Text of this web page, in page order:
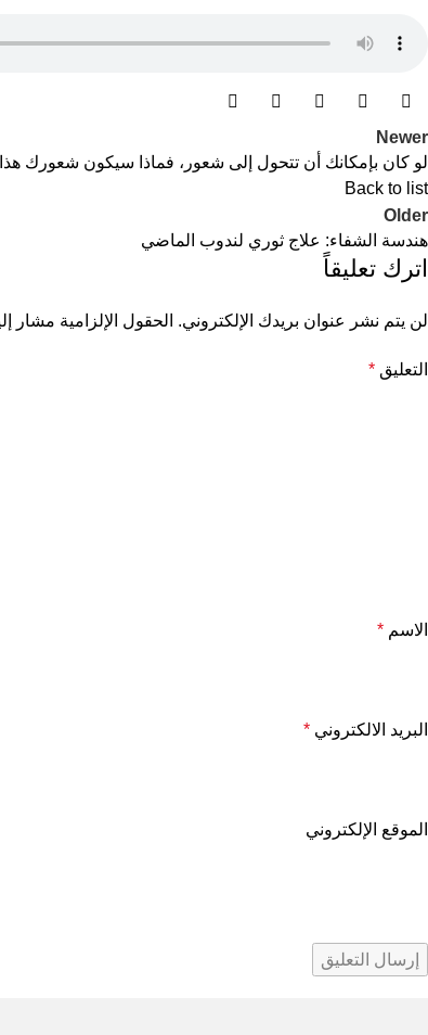
Newer
لو كان بإمكانك أن تتحول إلى شعور، فماذا سيكون شعورك
Back to list
Older
هندسة الشفاء: علاج ثوري لندوب الماضي
اترك تعليقاً
لن يتم نشر عنوان بريدك الإلكتروني. الحقول الإلزامية مشار
التعليق *
الاسم *
البريد الالكتروني *
الموقع الإلكتروني